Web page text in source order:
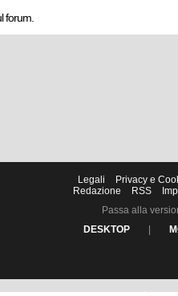
forum.
Legali Privacy e
Redazione
RSS
Passa alla
DESKTOP